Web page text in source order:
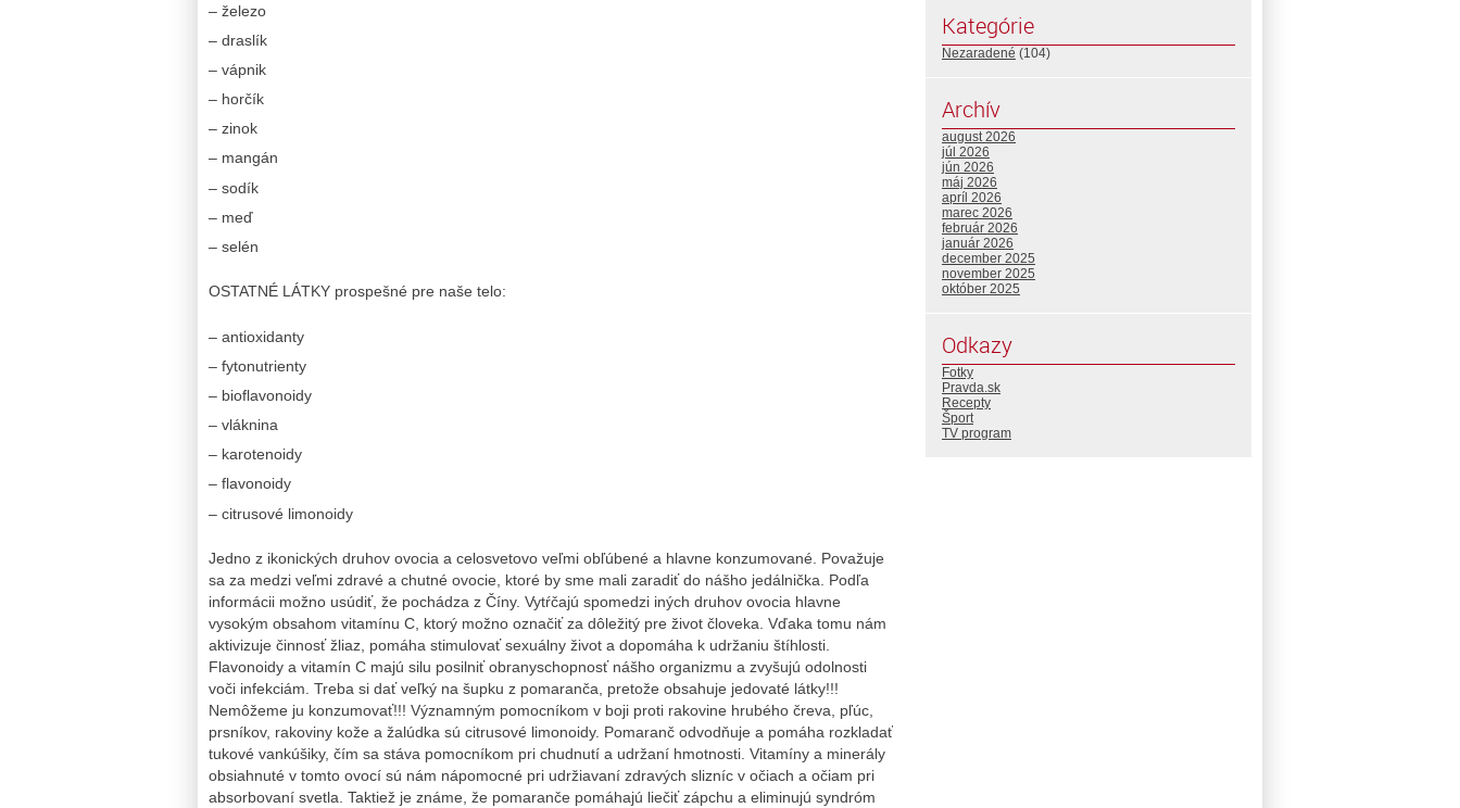
– železo
– draslík
– vápnik
– horčík
– zinok
– mangán
– sodík
– meď
– selén
OSTATNÉ LÁTKY prospešné pre naše telo:
– antioxidanty
– fytonutrienty
– bioflavonoidy
– vláknina
– karotenoidy
– flavonoidy
– citrusové limonoidy
Jedno z ikonických druhov ovocia a celosvetovo veľmi obľúbené a hlavne konzumované. Považuje
sa za medzi veľmi zdravé a chutné ovocie, ktoré by sme mali zaradiť do nášho jedálnička. Podľa
informácii možno usúdiť, že pochádza z Číny. Vytŕčajú spomedzi iných druhov ovocia hlavne
vysokým obsahom vitamínu C, ktorý možno označiť za dôležitý pre život človeka. Vďaka tomu nám
aktivizuje činnosť žliaz, pomáha stimulovať sexuálny život a dopomáha k udržaniu štíhlosti.
Flavonoidy a vitamín C majú silu posilniť obranyschopnosť nášho organizmu a zvyšujú odolnosti
voči infekciám. Treba si dať veľký na šupku z pomaranča, pretože obsahuje jedovaté látky!!!
Nemôžeme ju konzumovať!!! Významným pomocníkom v boji proti rakovine hrubého čreva, pľúc,
prsníkov, rakoviny kože a žalúdka sú citrusové limonoidy. Pomaranč odvodňuje a pomáha rozkladať
tukové vankúšiky, čím sa stáva pomocníkom pri chudnutí a udržaní hmotnosti. Vitamíny a minerály
obsiahnuté v tomto ovocí sú nám nápomocné pri udržiavaní zdravých slizníc v očiach a očiam pri
absorbovaní svetla. Taktiež je známe, že pomaranče pomáhajú liečiť zápchu a eliminujú syndróm
Kategórie
Nezaradené (104)
Archív
august 2026
júl 2026
jún 2026
máj 2026
apríl 2026
marec 2026
február 2026
január 2026
december 2025
november 2025
október 2025
Odkazy
Fotky
Pravda.sk
Recepty
Šport
TV program